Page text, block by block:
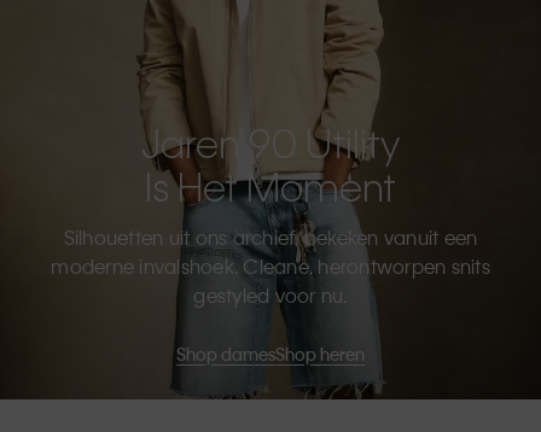
Jaren 90 Utility
Is Het Moment
Silhouetten uit ons archief, bekeken vanuit een
moderne invalshoek. Cleane, herontworpen snits
gestyled voor nu.
Shop damesShop heren